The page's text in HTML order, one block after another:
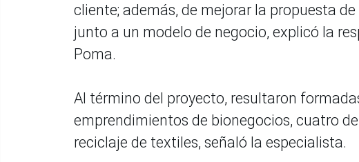
cliente; además, de mejorar la propuesta
junto a un modelo de negocio, explicó la
Poma.
Al término del proyecto, resultaron
emprendimientos de bionegocios, cuatro
reciclaje de textiles, señaló la especialista.